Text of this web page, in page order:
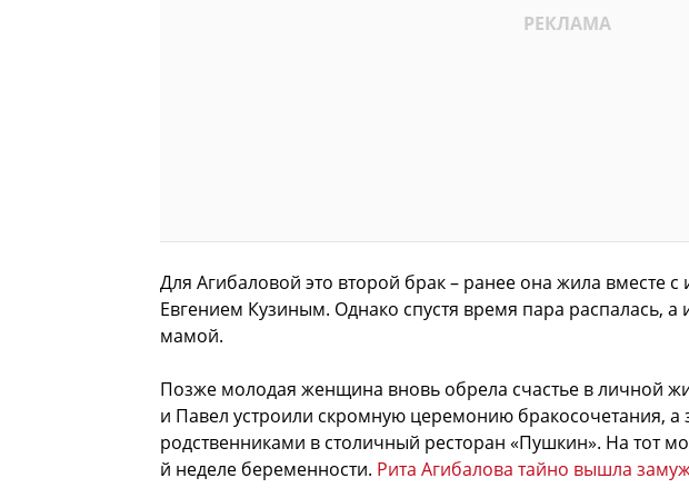
Для Агибаловой это второй брак – ранее она жила вместе
Евгением Кузиным. Однако спустя время пара распалась,
мамой.
Позже молодая женщина вновь обрела счастье в личной
и Павел устроили скромную церемонию бракосочетания, а
родственниками в столичный ресторан «Пушкин». На тот
й неделе беременности. Рита Агибалова тайно вышла